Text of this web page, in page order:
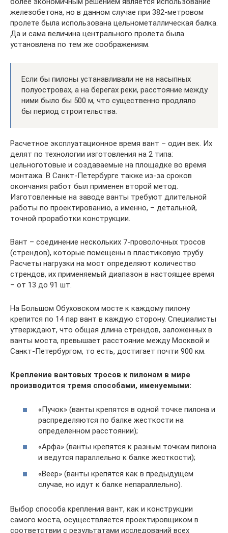
железобетона, но в данном случае при 382-метровом
пролете была использована цельнометаллическая балка.
Да и сама величина центрального пролета была
установлена по тем же соображениям.
Если бы пилоны устанавливали не на насыпных
полуостровах, а на берегах реки, расстояние между
ними было бы 500 м, что существенно продляло
бы период строительства.
Расчетное эксплуатационное время вант – один век. Их
делят по технологии изготовления на 2 типа:
цельноготовые и создаваемые на площадке во время
монтажа. В Санкт-Петербурге также из-за сроков
окончания работ был применен второй метод.
Изготовленные на заводе ванты требуют длительной
работы по проектированию, а именно, – детальной,
точной проработки конструкции.
Вант – соединение нескольких 7-проволочных тросов
(стрендов), которые помещены в пластиковую трубу.
Расчеты нагрузки на мост определяют количество
стрендов, их применяемый диапазон в настоящее время
– от 13 до 91 шт.
На Большом Обуховском мосте к каждому пилону
крепится по 14 пар вант в каждую сторону. Специалисты
утверждают, что общая длина стрендов, заложенных в
ванты моста, превышает расстояние между Москвой и
Санкт-Петербургом, то есть, достигает почти 900 км.
Крепление вантовых тросов к пилонам в мире
производится тремя способами, именуемыми:
«Пучок» (ванты крепятся в одной точке пилона и
распределяются по балке жесткости на
определенном расстоянии);
«Арфа» (ванты крепятся к разным точкам пилона
и ведутся параллельно к балке жесткости);
«Веер» (ванты крепятся как в предыдущем
случае, но идут к балке непараллельно).
Выбор способа крепления вант, как и конструкции
самого моста, осуществляется проектировщиком в
соответствии с результатами исследований всех